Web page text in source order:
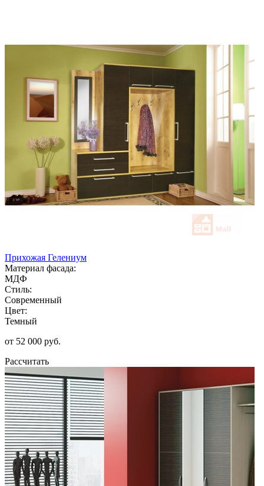
Прихожая Гелениум
Материал фасада:
МДФ
Стиль:
Современный
Цвет:
Темный
от 52 000 руб.
Рассчитать